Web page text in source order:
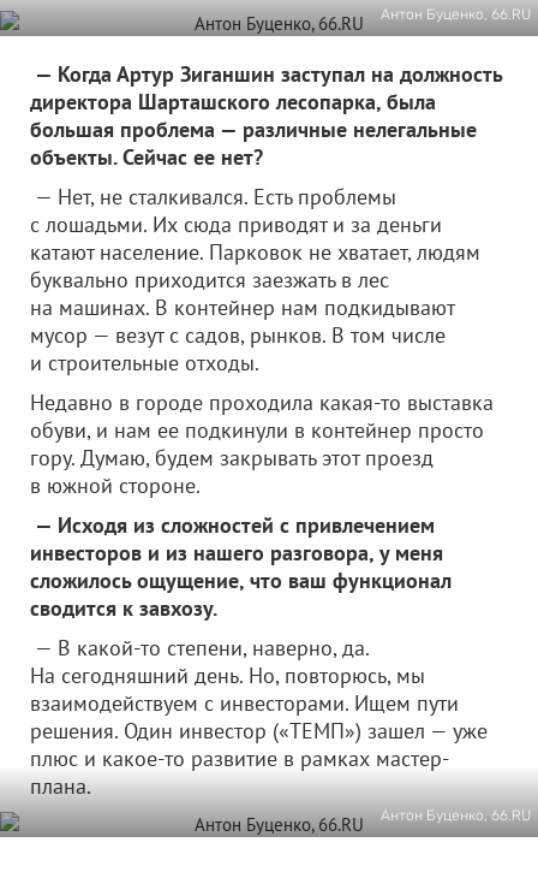
Антон Буценко, 66.RU
— Когда Артур Зиганшин заступал на должность
директора Шарташского лесопарка, была
большая проблема — различные нелегальные
объекты. Сейчас ее нет?
— Нет, не сталкивался. Есть проблемы
с лошадьми. Их сюда приводят и за деньги
катают население. Парковок не хватает, людям
буквально приходится заезжать в лес
на машинах. В контейнер нам подкидывают
мусор — везут с садов, рынков. В том числе
и строительные отходы.
Недавно в городе проходила какая-то выставка
обуви, и нам ее подкинули в контейнер просто
гору. Думаю, будем закрывать этот проезд
в южной стороне.
— Исходя из сложностей с привлечением
инвесторов и из нашего разговора, у меня
сложилось ощущение, что ваш функционал
сводится к завхозу.
— В какой-то степени, наверно, да.
На сегодняшний день. Но, повторюсь, мы
взаимодействуем с инвесторами. Ищем пути
решения. Один инвестор («ТЕМП») зашел — уже
плюс и какое-то развитие в рамках мастер-
плана.
Антон Буценко, 66.RU